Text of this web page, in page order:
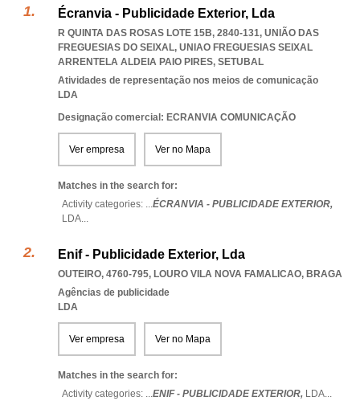
Écranvia - Publicidade Exterior, Lda
R QUINTA DAS ROSAS LOTE 15B, 2840-131, UNIÃO DAS
FREGUESIAS DO SEIXAL, UNIAO FREGUESIAS SEIXAL
ARRENTELA ALDEIA PAIO PIRES, SETUBAL
Atividades de representação nos meios de comunicação
LDA
Designação comercial: ECRANVIA COMUNICAÇÃO
Ver empresa Ver no Mapa
Matches in the search for:
Activity categories: ...ÉCRANVIA - PUBLICIDADE EXTERIOR,
LDA...
Enif - Publicidade Exterior, Lda
OUTEIRO, 4760-795, LOURO VILA NOVA FAMALICAO, BRAGA
Agências de publicidade
LDA
Ver empresa Ver no Mapa
Matches in the search for:
Activity categories: ...ENIF - PUBLICIDADE EXTERIOR, LDA...